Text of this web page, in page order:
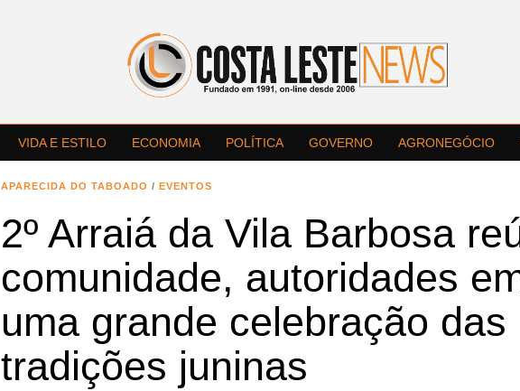
VIDA E ESTILO ECONOMIA POLÍTICA GOVERNO AGRONEGÓCIO
APARECIDA DO TABOADO / EVENTOS
2º Arraiá da Vila Barbosa
comunidade, autoridades
uma grande celebração das
tradições juninas